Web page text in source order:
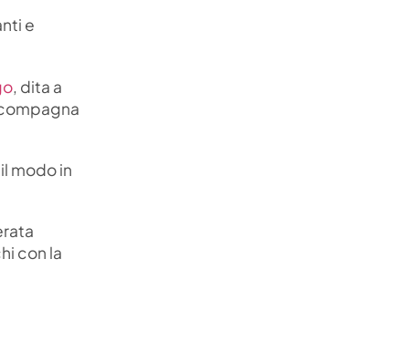
e
, dita a
modo in
con la